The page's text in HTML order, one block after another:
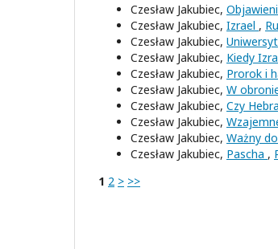
Czesław Jakubiec,
Czesław Jakubiec, Izrael ,
Czesław Jakubiec,
Czesław Jakubiec, Kiedy
Czesław Jakubiec, Prorok i
Czesław Jakubiec, W
Czesław Jakubiec, Czy
Czesław Jakubiec,
Czesław Jakubiec, Ważny
Czesław Jakubiec, Pascha ,
1 2 > >>